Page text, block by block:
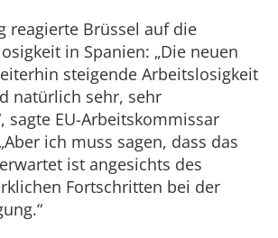
reagierte Brüssel auf die
in Spanien: „Die neuen
steigende Arbeitslosigkeit
natürlich sehr, sehr
sagte EU-Arbeitskommissar
ich muss sagen, dass das
ist angesichts des
Fortschritten bei der